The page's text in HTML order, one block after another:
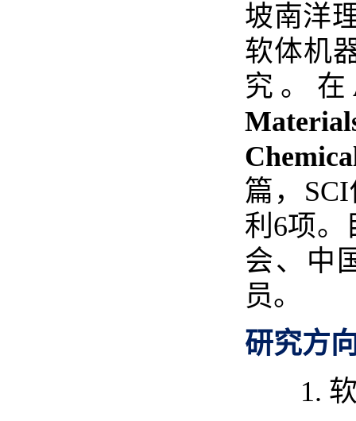
坡南洋
软体机
究。在
篇， SCI
利 6项。
会、中
员。
研究方
1.